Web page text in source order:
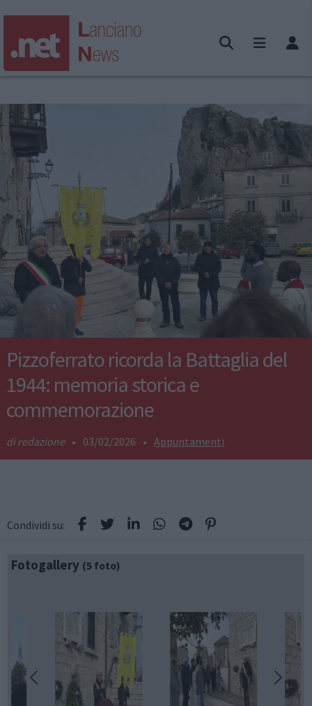
Pizzoferrato ricorda la Battaglia del
1944: memoria storica e
commemorazione
redazione • 03/02/2026 • Appuntamenti
Condividi su:
Fotogallery (5 foto)